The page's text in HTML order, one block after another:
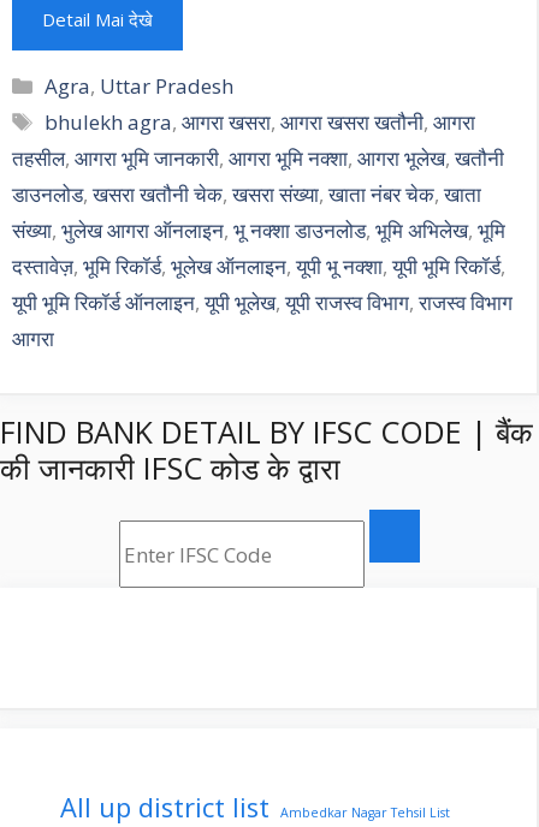
Detail Mai देखे
Categories
Agra, Uttar Pradesh
Tags
bhulekh agra,आगरा खसरा,आगरा खसरा खतौनी,आगरा
तहसील, आगरा भूमि जानकारी, आगरा भूमि नक्शा, आगरा भूलेख,खतौनी
डाउनलोड,खसरा खतौनी चेक,खसरा संख्या,खाता नंबर चेक,खाता
संख्या, भुलेख आगरा ऑनलाइन, भू नक्शा डाउनलोड, भूमि अभिलेख, भूमि
दस्तावेज़, भूमि रिकॉर्ड, भूलेख ऑनलाइन,यूपी भू नक्शा,यूपी भूमि रिकॉर्ड,
यूपी भूमि रिकॉर्ड ऑनलाइन,यूपी भूलेख,यूपी राजस्व विभाग,राजस्व विभाग
आगरा
FIND BANK DETAIL BY IFSC CODE | बैंक
की जानकारी IFSC कोड के द्वारा
All up district list
Ambedkar Nagar Tehsil List